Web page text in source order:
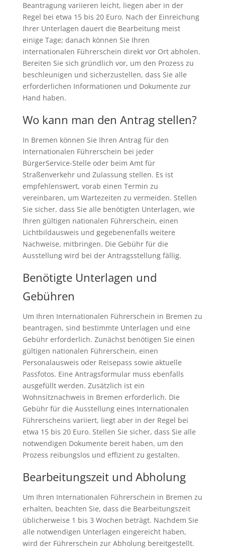
Beantragung variieren leicht, liegen aber in der
Regel bei etwa 15 bis 20 Euro. Nach der Einreichung
Ihrer Unterlagen dauert die Bearbeitung meist
einige Tage; danach können Sie Ihren
internationalen Führerschein direkt vor Ort abholen.
Bereiten Sie sich gründlich vor, um den Prozess zu
beschleunigen und sicherzustellen, dass Sie alle
erforderlichen Informationen und Dokumente zur
Hand haben.
Wo kann man den Antrag stellen?
In Bremen können Sie Ihren Antrag für den
Internationalen Führerschein bei jeder
BürgerService-Stelle oder beim Amt für
Straßenverkehr und Zulassung stellen. Es ist
empfehlenswert, vorab einen Termin zu
vereinbaren, um Wartezeiten zu vermeiden. Stellen
Sie sicher, dass Sie alle benötigten Unterlagen, wie
Ihren gültigen nationalen Führerschein, einen
Lichtbildausweis und gegebenenfalls weitere
Nachweise, mitbringen. Die Gebühr für die
Ausstellung wird bei der Antragsstellung fällig.
Benötigte Unterlagen und
Gebühren
Um Ihren Internationalen Führerschein in Bremen zu
beantragen, sind bestimmte Unterlagen und eine
Gebühr erforderlich. Zunächst benötigen Sie einen
gültigen nationalen Führerschein, einen
Personalausweis oder Reisepass sowie aktuelle
Passfotos. Eine Antragsformular muss ebenfalls
ausgefüllt werden. Zusätzlich ist ein
Wohnsitznachweis in Bremen erforderlich. Die
Gebühr für die Ausstellung eines Internationalen
Führerscheins variiert, liegt aber in der Regel bei
etwa 15 bis 20 Euro. Stellen Sie sicher, dass Sie alle
notwendigen Dokumente bereit haben, um den
Prozess reibungslos und effizient zu gestalten.
Bearbeitungszeit und Abholung
Um Ihren Internationalen Führerschein in Bremen zu
erhalten, beachten Sie, dass die Bearbeitungszeit
üblicherweise 1 bis 3 Wochen beträgt. Nachdem Sie
alle notwendigen Unterlagen eingereicht haben,
wird der Führerschein zur Abholung bereitgestellt.